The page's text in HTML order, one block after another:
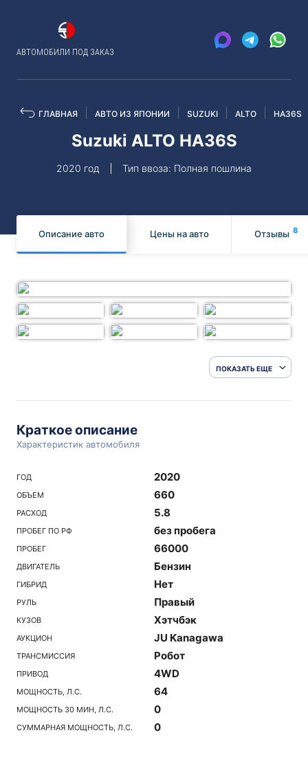
АВТОМОБИЛИ ПОД ЗАКАЗ
ГЛАВНАЯ АВТО ИЗ ЯПОНИИ SUZUKI ALTO HA36S
Suzuki ALTO HA36S
2020 год Тип ввоза: Полная пошлина
Описание авто Цены на авто Отзывы 8
ПОКАЗАТЬ ЕЩЕ
Краткое описание
Характеристик автомобиля
ГОД 2020
ОБЪЕМ 660
РАСХОД 5.8
ПРОБЕГ ПО РФ без пробега
ПРОБЕГ 66000
ДВИГАТЕЛЬ Бензин
ГИБРИД Нет
РУЛЬ Правый
КУЗОВ Хэтчбэк
АУКЦИОН JU Kanagawa
ТРАНСМИССИЯ Робот
ПРИВОД 4WD
МОЩНОСТЬ, Л.С. 64
МОЩНОСТЬ 30 МИН, Л.С. 0
СУММАРНАЯ МОЩНОСТЬ, Л.С. 0